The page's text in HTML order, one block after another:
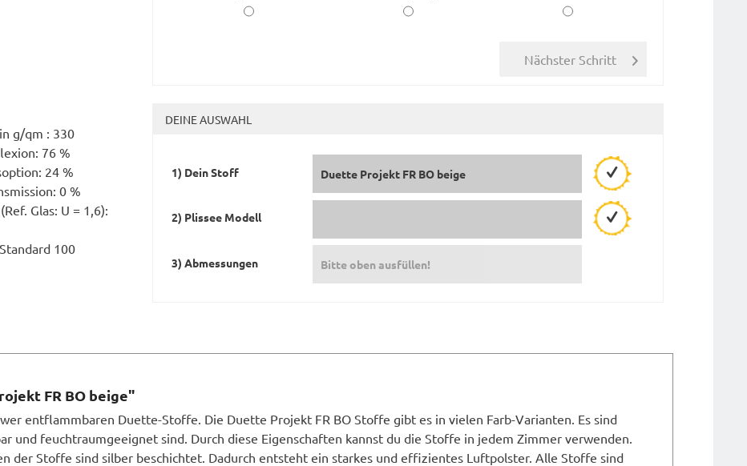
g/qm : 330
76 %
24 %
0 %
Glas: U = 1,6):
100
DEINE AUSWAHL
1) Dein Stoff Duette Projekt FR BO beige
2) Plissee Modell
3) Abmessungen Bitte oben ausfüllen!
FR BO beige"
entflammbaren Duette-Stoffe. Die Duette Projekt FR BO Stoffe gibt es in vielen Farb-Varianten. Es sind
und feuchtraumgeeignet sind. Durch diese Eigenschaften kannst du die Stoffe in jedem Zimmer verwenden.
der Stoffe sind silber beschichtet. Dadurch entsteht ein starkes und effizientes Luftpolster. Alle Stoffe sind